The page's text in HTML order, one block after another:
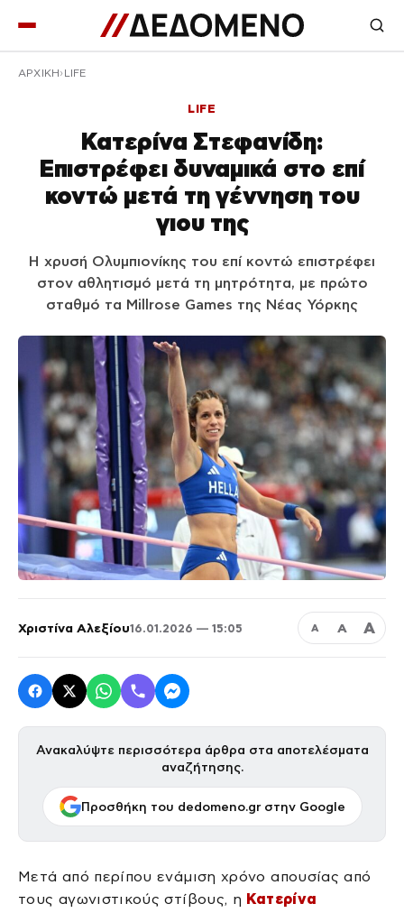
ΑΡΧΙΚΉ LIFE
LIFE
Κατερίνα Στεφανίδη:
Επιστρέφει δυναμικά στο επί
κοντώ μετά τη γέννηση του
γιου της
Η χρυσή Ολυμπιονίκης του επί κοντώ επιστρέφει
στον αθλητισμό μετά τη μητρότητα, με πρώτο
σταθμό τα Millrose Games της Νέας Υόρκης
Χριστίνα Αλεξίου16.01.2026 — 15:05 Α Α Α
Ανακαλύψτε περισσότερα άρθρα στα αποτελέσματα
αναζήτησης.
Προσθήκη του dedomeno.gr στην Google
Μετά από περίπου ενάμιση χρόνο απουσίας από
τους αγωνιστικούς στίβους, η Κατερίνα